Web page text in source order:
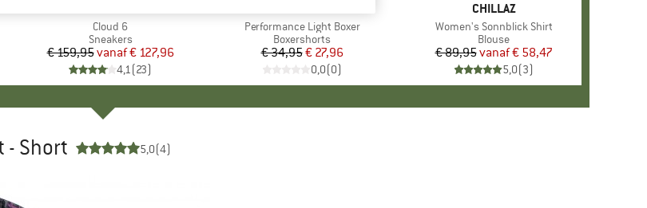
Artikel
Cloud 6
Productgroep
Sneakers
Prijs
€ 159,95 Verlaagde prijs
vanaf€ 127,96
4,1(23)
Artikel
Performance Light Boxer
Productgroep
Boxershorts
Prijs
€ 34,95Verlaagde prijs
€ 27,96
0,0(0)
MERK
CHILLAZ
Artikel
Women's Sonnblick Shirt
Productgroep
Blouse
Prijs
€ 89,95 Verlaagde prijs
vanaf€ 58,47
5,0(3)
- Short 5,0(4)